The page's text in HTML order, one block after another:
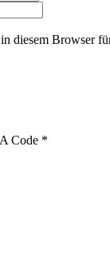
diesem Browser
Code *